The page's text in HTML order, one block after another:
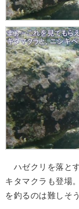
ハゼクリを落と
キタマクラも登場
を釣るのは難しそ